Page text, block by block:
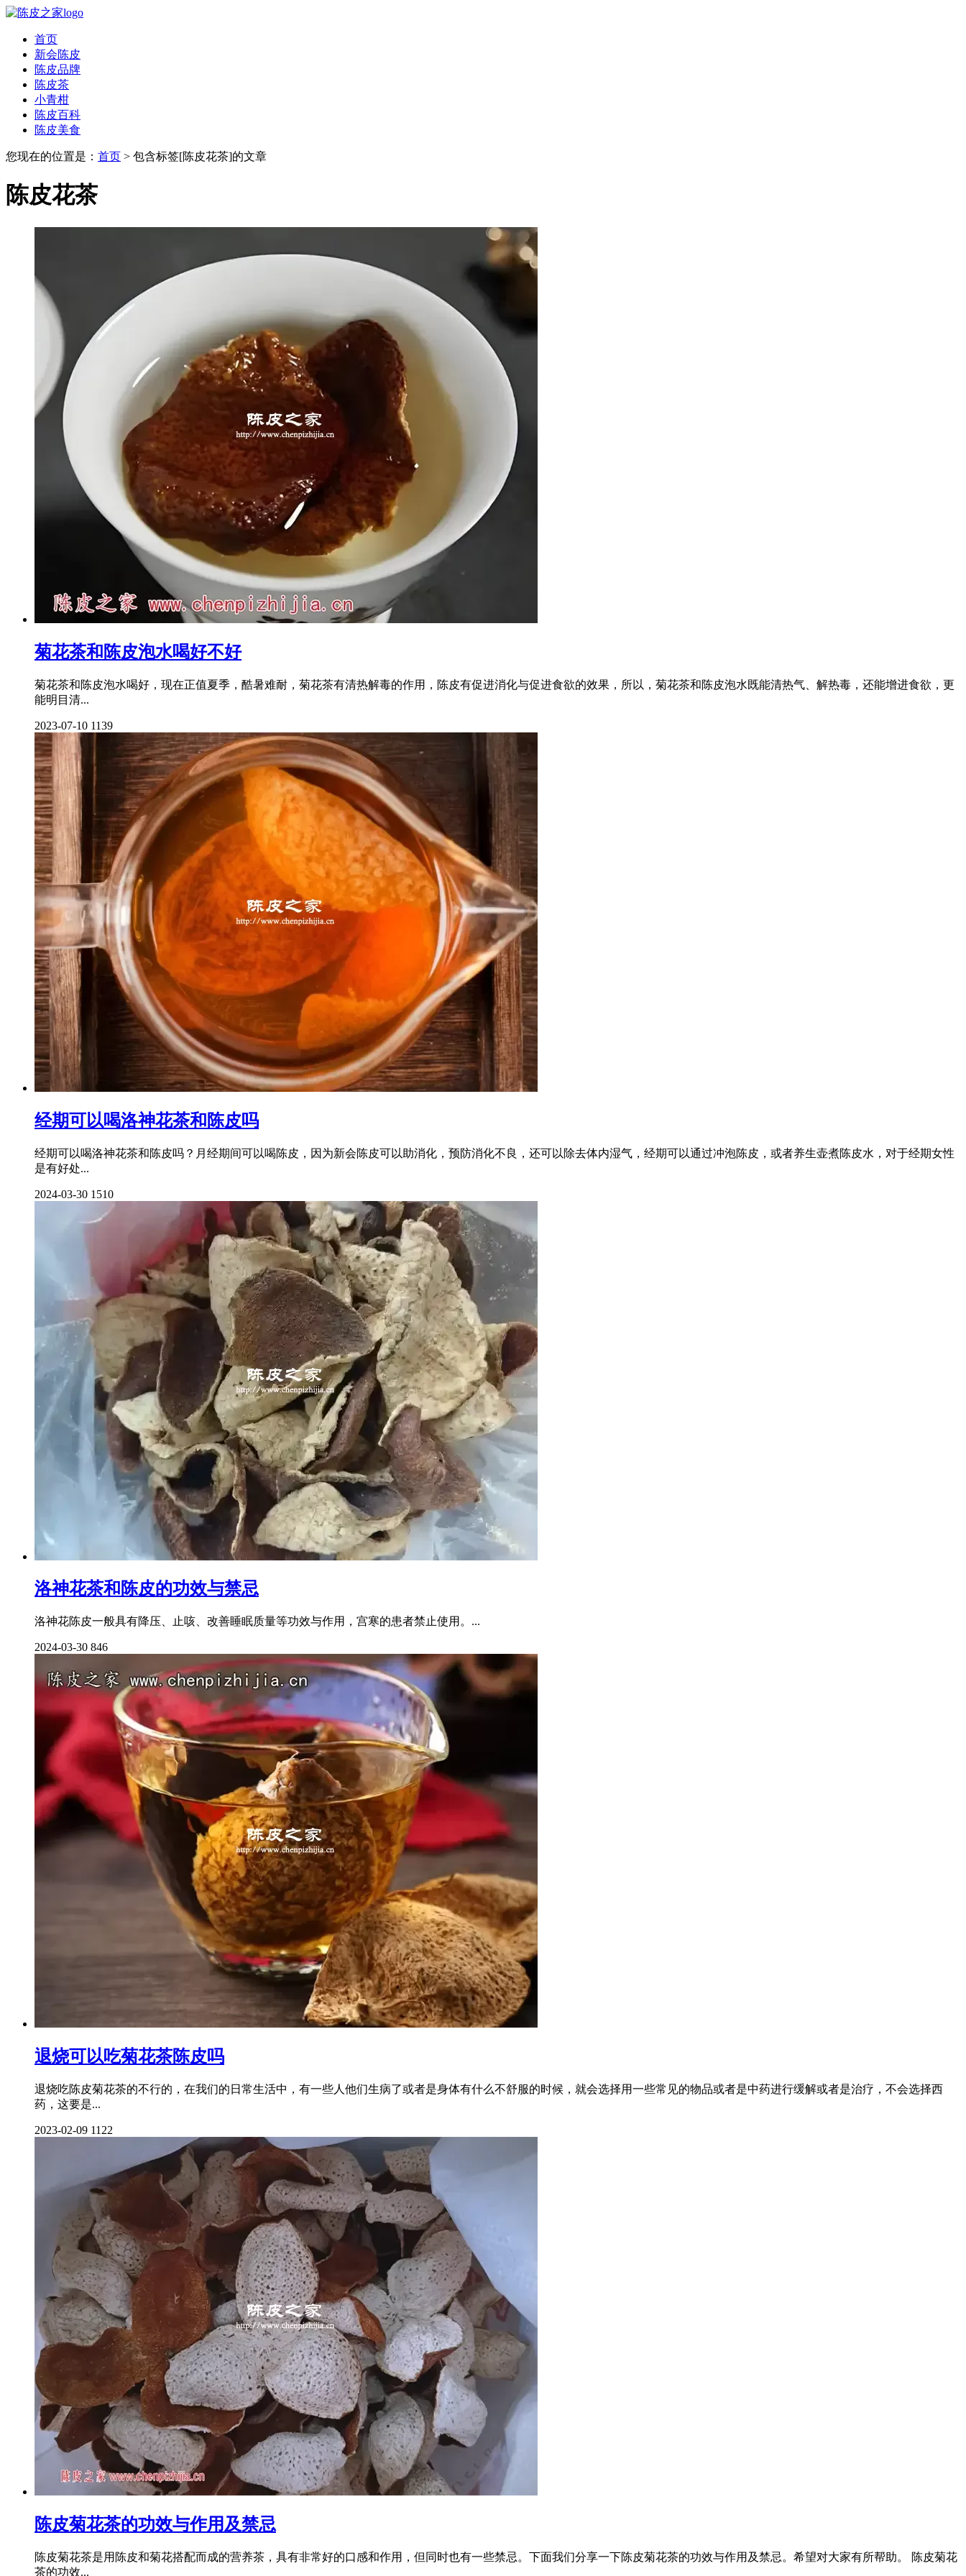
首页
新会陈皮
陈皮品牌
陈皮茶
小青柑
陈皮百科
陈皮美食
您现在的位置是： 首页 > 包含标签[陈皮花茶]的文章
陈皮花茶
菊花茶和陈皮泡水喝好不好
菊花茶和陈皮泡水喝好，现在正值夏季，酷暑难耐，菊花茶有清热解毒的作用，陈皮有促进消化与促进食欲的效果，所以，菊花茶和陈皮泡水既能清热气、解热毒，还能增进食欲，更
能明目清...
2023-07-10 1139
经期可以喝洛神花茶和陈皮吗
经期可以喝洛神花茶和陈皮吗？月经期间可以喝陈皮，因为新会陈皮可以助消化，预防消化不良，还可以除去体内湿气，经期可以通过冲泡陈皮，或者养生壶煮陈皮水，对于经期女性
是有好处...
2024-03-30 1510
洛神花茶和陈皮的功效与禁忌
洛神花陈皮一般具有降压、止咳、改善睡眠质量等功效与作用，宫寒的患者禁止使用。...
2024-03-30 846
退烧可以吃菊花茶陈皮吗
退烧吃陈皮菊花茶的不行的，在我们的日常生活中，有一些人他们生病了或者是身体有什么不舒服的时候，就会选择用一些常见的物品或者是中药进行缓解或者是治疗，不会选择西
药，这要是...
2023-02-09 1122
陈皮菊花茶的功效与作用及禁忌
陈皮菊花茶是用陈皮和菊花搭配而成的营养茶，具有非常好的口感和作用，但同时也有一些禁忌。下面我们分享一下陈皮菊花茶的功效与作用及禁忌。希望对大家有所帮助。 陈皮菊花
茶的功效...